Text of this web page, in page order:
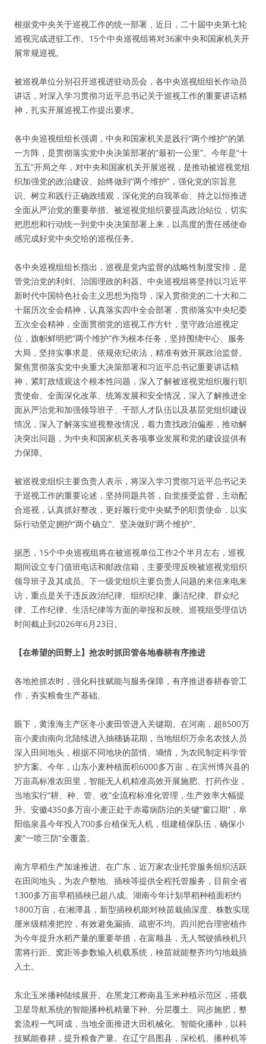
根据党中央关于巡视工作的统一部署，近日，二十届中央第七轮
巡视完成进驻工作。15个中央巡视组将对36家中央和国家机关开
展常规巡视。
被巡视单位分别召开巡视进驻动员会，各中央巡视组组长作动员
讲话，对深入学习贯彻习近平总书记关于巡视工作的重要讲话精
神，扎实开展巡视工作提出要求。
各中央巡视组组长强调，中央和国家机关是践行“两个维护”的第
一方阵，是贯彻落实党中央决策部署的“最初一公里”。今年是“十
五五”开局之年，对中央和国家机关开展巡视，是推动被巡视党组
织加强党的政治建设、始终做到“两个维护”，强化党的宗旨意
识、树立和践行正确政绩观，深化党的自我革命、持之以恒推进
全面从严治党的重要举措。被巡视党组织要提高政治站位，切实
把思想和行动统一到党中央决策部署上来，以高度的责任感使命
感完成好党中央交给的巡视任务。
各中央巡视组组长指出，巡视是党内监督的战略性制度安排，是
管党治党的利剑、治国理政的利器。中央巡视组将坚持以习近平
新时代中国特色社会主义思想为指导，深入贯彻党的二十大和二
十届历次全会精神，认真落实四中全会部署，贯彻落实中央纪委
五次全会精神，全面贯彻党的巡视工作方针，坚守政治巡视定
位，旗帜鲜明把“两个维护”作为根本任务，坚持围绕中心、服务
大局，坚持实事求是、依规依纪依法，精准有效开展政治监督。
聚焦贯彻落实党中央重大决策部署和习近平总书记重要讲话精
神，紧盯政绩观这个根本性问题，深入了解被巡视党组织履行职
责使命、全面深化改革、统筹发展和安全情况，深入了解推进全
面从严治党和加强领导班子、干部人才队伍以及基层党组织建设
情况，深入了解落实巡视整改情况，着力查找政治偏差，推动解
决突出问题，为中央和国家机关各项事业发展和党的建设提供有
力保障。
被巡视党组织主要负责人表示，将深入学习贯彻习近平总书记关
于巡视工作的重要论述，坚持同题共答，自觉接受监督，主动配
合巡视，认真抓好整改，更好履行党中央赋予的职责使命，以实
际行动坚定拥护“两个确立”、坚决做到“两个维护”。
据悉，15个中央巡视组将在被巡视单位工作2个半月左右，巡视
期间设立专门值班电话和邮政信箱，主要受理反映被巡视党组织
领导班子及其成员、下一级党组织主要负责人问题的来信来电来
访，重点是关于违反政治纪律、组织纪律、廉洁纪律、群众纪
律、工作纪律、生活纪律等方面的举报和反映。巡视组受理信访
时间截止到2026年6月23日。
【在希望的田野上】抢农时抓田管各地春耕有序推进
各地抢抓农时，强化科技赋能与服务保障，有序推进春耕春管工
作，夯实粮食生产基础。
眼下，黄淮海主产区冬小麦田管进入关键期。在河南，超8500万
亩小麦由南向北陆续进入抽穗扬花期，当地组织万余名农技人员
深入田间地头，根据不同地块的苗情、墒情，为农民制定科学管
护方案。今年，山东小麦种植面积6000多万亩，在滨州博兴县的
万亩高标准农田里，智能无人机精准高效开展施肥、打药作业，
当地实行“耕、种、管、收”全流程标准化管理，生产效率大幅提
升。安徽4350多万亩小麦正处于赤霉病防治的关键“窗口期”，阜
阳临泉县今年投入700多台植保无人机，组建植保队伍，确保小
麦“一喷三防”全覆盖。
南方早稻生产加速推进。在广东，近万家农业托管服务组织活跃
在田间地头，为农户整地、插秧等提供全程托管服务，目前全省
1300多万亩早稻插秧已超八成。湖南今年计划早稻种植面积约
1800万亩，在湘潭县，新型插秧机能对秧苗栽插深度、株数实现
厘米级精准把控，有效避免漏插、疏密不均。四川把合理密植作
为今年提升水稻产量的重要举措，在富顺县，无人驾驶插秧机只
需将行距、窝距等参数输入机载系统，秧苗就能整齐均匀地栽插
入土。
东北玉米播种陆续展开。在黑龙江桦南县玉米种植示范区，搭载
卫星导航系统的智能播种机精量下种、分层覆土、同步施肥，整
套流程一气呵成，当地全面推进大田机械化、智能化播种，以科
技赋能春耕，提升粮食产量。在辽宁昌图县，深松机、播种机等